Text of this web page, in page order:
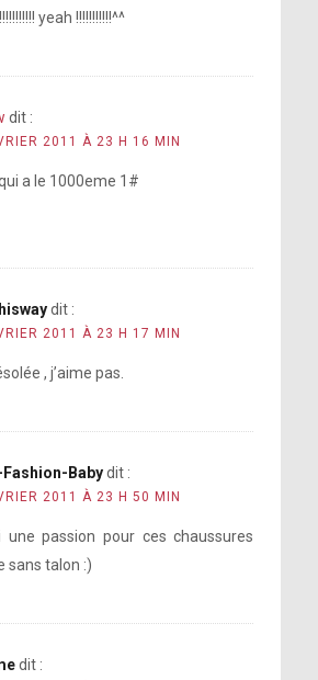
yeah !!!!!!!!!!!^^
dit :
2011 À 23 H 16 MIN
a le 1000eme 1#
dit :
2011 À 23 H 17 MIN
, j’aime pas.
Fashion-Baby dit :
2011 À 23 H 50 MIN
une passion pour ces chaussures
sans talon :)
dit :